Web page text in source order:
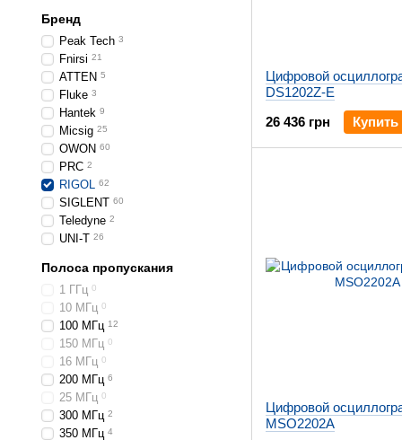
Цифровой
DS1202Z-E
26 436 грн
Купить
Цифровой
MSO2202A
Бренд
Peak Tech 3
Fnirsi 21
ATTEN 5
Fluke 3
Hantek 9
Micsig 25
OWON 60
PRC 2
RIGOL 62
SIGLENT 60
Teledyne 2
UNI-T 26
Полоса пропускания
1 ГГц 0
10 МГц 0
100 МГц 12
150 МГц 0
16 МГц 0
200 МГц 6
25 МГц 0
300 МГц 2
350 МГц 4